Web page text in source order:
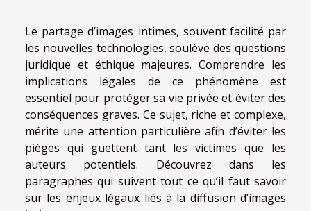
Le partage d’images intimes, souvent facilité par
les nouvelles technologies, soulève des questions
juridique et éthique majeures. Comprendre les
implications légales de ce phénomène est
essentiel pour protéger sa vie privée et éviter des
conséquences graves. Ce sujet, riche et complexe,
mérite une attention particulière afin d’éviter les
pièges qui guettent tant les victimes que les
auteurs potentiels. Découvrez dans les
paragraphes qui suivent tout ce qu’il faut savoir
sur les enjeux légaux liés à la diffusion d’images